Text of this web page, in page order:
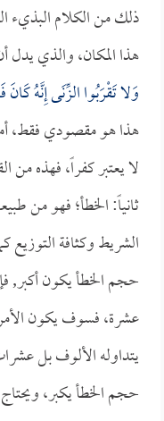
ذلك من الكلام البذيء
هذا المكان، والذي يدل
وَلا تَقْرَبُوا الزِّنَى إِنَّهُ
هذا هو مقصودي فقط،
لا يعتبر كفراً، فهذه من
ثانياً: الخطأ؛ فهو من
الشريط وكثافة
حجم الخطأ يكون أكبر,
عشرة، فسوف يكون
يتداوله الألوف بل
حجم الخطأ يكبر،